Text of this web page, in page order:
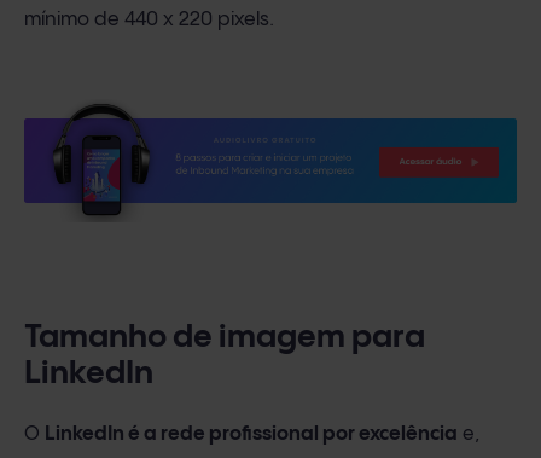
mínimo de 440 x 220 pixels.
Tamanho de imagem para
LinkedIn
O LinkedIn é a rede profissional por excelência e,